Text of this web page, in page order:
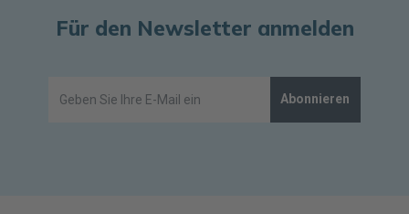
Für den Newsletter anmelden
Abonnieren